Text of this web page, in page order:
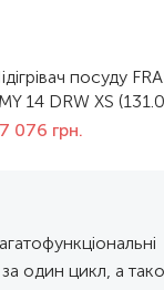
посуду
14 DRW XS
076 грн.
за один цикл, а